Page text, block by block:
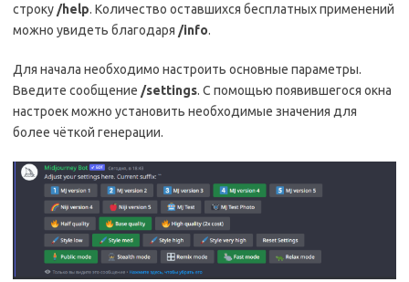
строку /help. Количество оставшихся бесплатных применений
можно увидеть благодаря /info.
Для начала необходимо настроить основные параметры.
Введите сообщение /settings. С помощью появившегося окна
настроек можно установить необходимые значения для
более чёткой генерации.